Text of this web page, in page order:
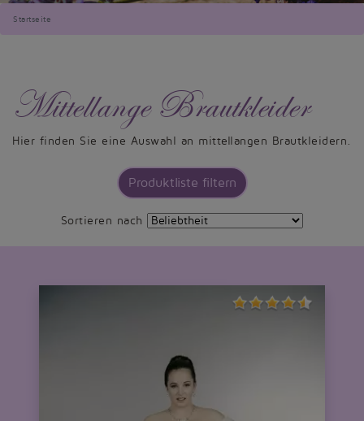
Startseite
Mittellange Brautkleider
Hier finden Sie eine Auswahl an mittellangen Brautkleidern.
Produktliste filtern
Sortieren nach